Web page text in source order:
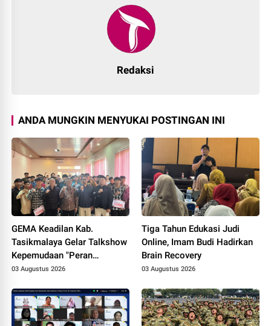
Redaksi
ANDA MUNGKIN MENYUKAI POSTINGAN INI
GEMA Keadilan Kab.
Tasikmalaya Gelar Talkshow
Kepemudaan "Peran
Strategis Pemuda dalam
Post-Truth"
03 Augustus 2026
Tiga Tahun Edukasi Judi
Online, Imam Budi Hadirkan
Brain Recovery
03 Augustus 2026